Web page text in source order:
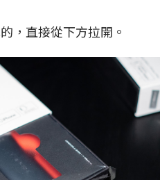
，直接從下方拉開。